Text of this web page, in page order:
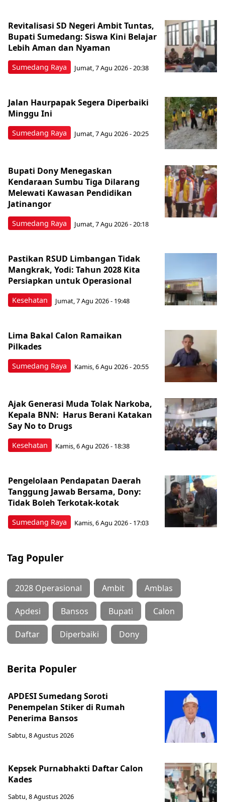
Sumedang Raya
Revitalisasi SD Negeri Ambit Tuntas,
Bupati Sumedang: Siswa Kini Belajar
Lebih Aman dan Nyaman
Jumat, 7 Agu 2026 - 20:38
Sumedang Raya
Jalan Haurpapak Segera Diperbaiki
Minggu Ini
Jumat, 7 Agu 2026 - 20:25
Sumedang Raya
Bupati Dony Menegaskan
Kendaraan Sumbu Tiga Dilarang
Melewati Kawasan Pendidikan
Jatinangor
Jumat, 7 Agu 2026 - 20:18
Kesehatan
Pastikan RSUD Limbangan Tidak
Mangkrak, Yodi: Tahun 2028 Kita
Persiapkan untuk Operasional
Jumat, 7 Agu 2026 - 19:48
Sumedang Raya
Lima Bakal Calon Ramaikan
Pilkades
Kamis, 6 Agu 2026 - 20:55
Kesehatan
Ajak Generasi Muda Tolak Narkoba,
Kepala BNN: Harus Berani Katakan
Say No to Drugs
Kamis, 6 Agu 2026 - 18:38
Sumedang Raya
Pengelolaan Pendapatan Daerah
Tanggung Jawab Bersama, Dony:
Tidak Boleh Terkotak-kotak
Kamis, 6 Agu 2026 - 17:03
Tag Populer
2028 Operasional Ambit Amblas
Apdesi Bansos Bupati Calon
Daftar Diperbaiki Dony
Berita Populer
APDESI Sumedang Soroti
Penempelan Stiker di Rumah
Penerima Bansos
Sabtu, 8 Agustus 2026
Kepsek Purnabhakti Daftar Calon
Kades
Sabtu, 8 Agustus 2026